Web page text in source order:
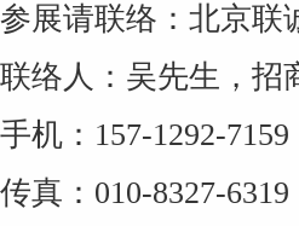
参展请联络：北京联
联络人：吴先生，招
手机：157-1292-
传真：010-8327-